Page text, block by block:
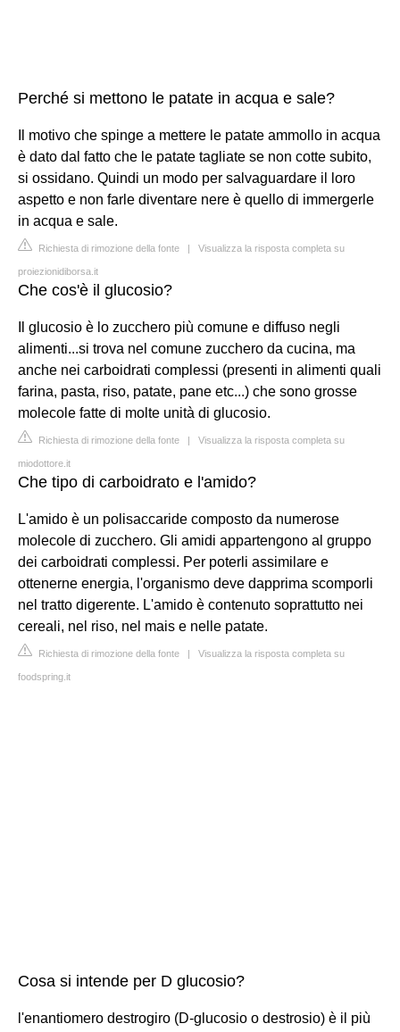
Perché si mettono le patate in acqua e sale?
Il motivo che spinge a mettere le patate ammollo in acqua
è dato dal fatto che le patate tagliate se non cotte subito,
si ossidano. Quindi un modo per salvaguardare il loro
aspetto e non farle diventare nere è quello di immergerle
in acqua e sale.
Richiesta di rimozione della fonte | Visualizza la risposta completa su
proiezionidiborsa.it
Che cos'è il glucosio?
Il glucosio è lo zucchero più comune e diffuso negli
alimenti...si trova nel comune zucchero da cucina, ma
anche nei carboidrati complessi (presenti in alimenti quali
farina, pasta, riso, patate, pane etc...) che sono grosse
molecole fatte di molte unità di glucosio.
Richiesta di rimozione della fonte | Visualizza la risposta completa su
miodottore.it
Che tipo di carboidrato e l'amido?
L'amido è un polisaccaride composto da numerose
molecole di zucchero. Gli amidi appartengono al gruppo
dei carboidrati complessi. Per poterli assimilare e
ottenerne energia, l'organismo deve dapprima scomporli
nel tratto digerente. L'amido è contenuto soprattutto nei
cereali, nel riso, nel mais e nelle patate.
Richiesta di rimozione della fonte | Visualizza la risposta completa su
foodspring.it
Cosa si intende per D glucosio?
l'enantiomero destrogiro (D-glucosio o destrosio) è il più